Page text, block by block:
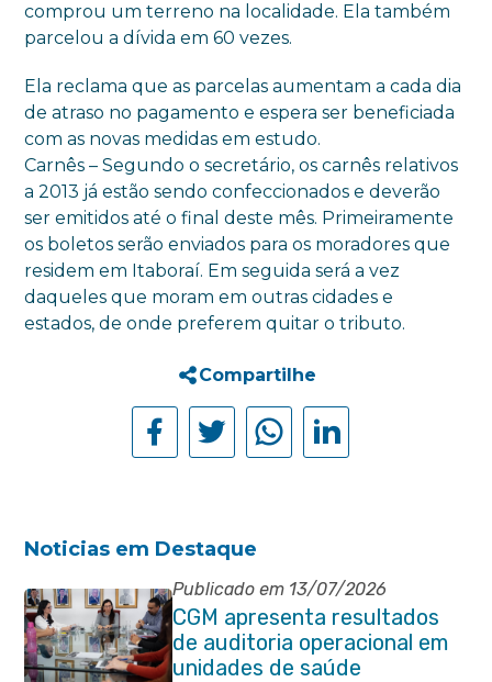
comprou um terreno na localidade. Ela também
parcelou a dívida em 60 vezes.
Ela reclama que as parcelas aumentam a cada dia
de atraso no pagamento e espera ser beneficiada
com as novas medidas em estudo.
Carnês – Segundo o secretário, os carnês relativos
a 2013 já estão sendo confeccionados e deverão
ser emitidos até o final deste mês. Primeiramente
os boletos serão enviados para os moradores que
residem em Itaboraí. Em seguida será a vez
daqueles que moram em outras cidades e
estados, de onde preferem quitar o tributo.
Compartilhe
Noticias em Destaque
Publicado em 13/07/2026
CGM apresenta resultados
de auditoria operacional em
unidades de saúde